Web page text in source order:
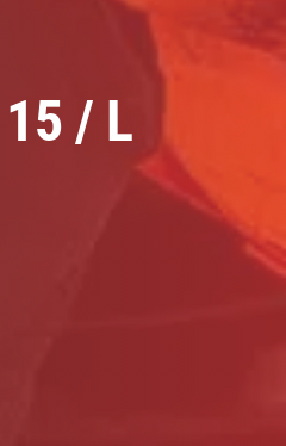
15 / L